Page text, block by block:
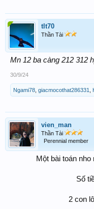
tlt70
Thần Tài
Mn 12 ba càng 212 312
30/9/24
Ngami78 giacmocothat286331
vien_man
Thần Tài
Perennial member
Một bài toán
Số
2 con